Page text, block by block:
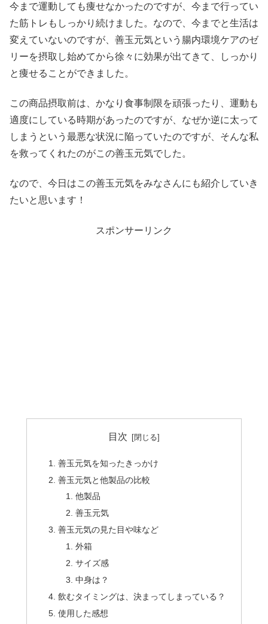
今まで運動しても痩せなかったのですが、今まで行ってい
た筋トレもしっかり続けました。なので、今までと生活は
変えていないのですが、善玉元気という腸内環境ケアのゼ
リーを摂取し始めてから徐々に効果が出てきて、しっかり
と痩せることができました。
この商品摂取前は、かなり食事制限を頑張ったり、運動も
適度にしている時期があったのですが、なぜか逆に太って
しまうという最悪な状況に陥っていたのですが、そんな私
を救ってくれたのがこの善玉元気でした。
なので、今日はこの善玉元気をみなさんにも紹介していき
たいと思います！
スポンサーリンク
目次
善玉元気を知ったきっかけ
善玉元気と他製品の比較
他製品
善玉元気
善玉元気の見た目や味など
外箱
サイズ感
中身は？
飲むタイミングは、決まってしまっている？
使用した感想